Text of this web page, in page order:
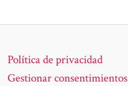
Política de privacidad
Gestionar consentimientos